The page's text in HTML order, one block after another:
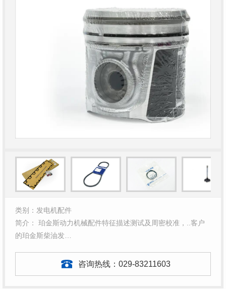
类别：发电机配件
简介： 珀金斯动力机械配件特征描述测试及周密校准，..客户
的珀金斯柴油发…
咨询热线： 029-83211603